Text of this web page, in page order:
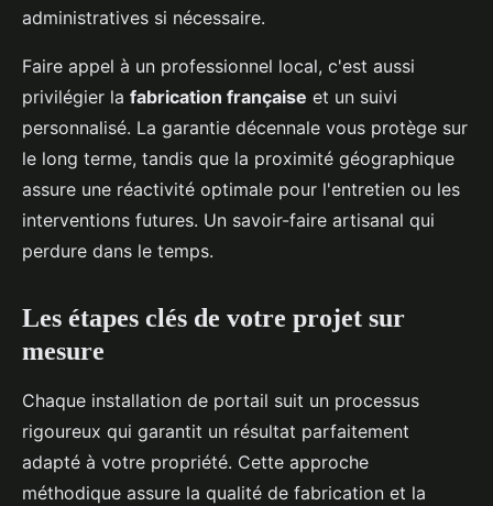
administratives si nécessaire.
Faire appel à un professionnel local, c'est aussi
privilégier la fabrication française et un suivi
personnalisé. La garantie décennale vous protège sur
le long terme, tandis que la proximité géographique
assure une réactivité optimale pour l'entretien ou les
interventions futures. Un savoir-faire artisanal qui
perdure dans le temps.
Les étapes clés de votre projet sur
mesure
Chaque installation de portail suit un processus
rigoureux qui garantit un résultat parfaitement
adapté à votre propriété. Cette approche
méthodique assure la qualité de fabrication et la